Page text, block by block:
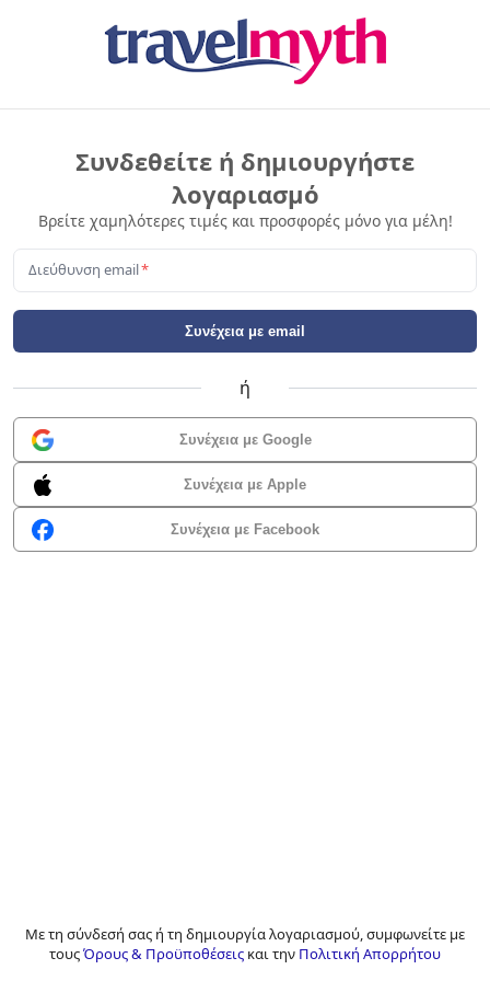
Συνδεθείτε ή δημιουργήστε
λογαριασμό
Βρείτε χαμηλότερες τιμές και προσφορές μόνο για μέλη!
Διεύθυνση email*
Συνέχεια με email
ή
Συνέχεια με Google
Συνέχεια με Apple
Συνέχεια με Facebook
Με τη σύνδεσή σας ή τη δημιουργία λογαριασμού, συμφωνείτε με
τουςΌρους & Προϋποθέσεις και την Πολιτική Απορρήτου